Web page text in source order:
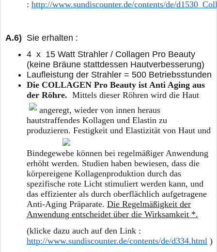
: http://www.sundiscounter.de/contents/de/
A.6) Sie erhalten :
4 x 15 Watt Strahler / Collagen Pro Beauty
(keine Bräune stattdessen Hautverbesserung)
Laufleistung der Strahler = 500 Betriebsstunden
Die COLLAGEN Pro Beauty ist Anti Aging aus
der Röhre. Mittels dieser Röhren wird die Haut
angeregt, wieder von innen heraus
hautstraffendes Kollagen und Elastin zu
produzieren. Festigkeit und Elastizität von Haut und
Bindegewebe können bei regelmäßiger Anwendung
erhöht werden. Studien haben bewiesen, dass die
körpereigene Kollagenproduktion durch das
spezifische rote Licht stimuliert werden kann, und
das effizienter als durch oberflächlich aufgetragene
Anti-Aging Präparate. Die Regelmäßigkeit der
Anwendung entscheidet über die Wirksamkeit *.
(klicke dazu auch auf den Link :
http://www.sundiscounter.de/contents/de/d334.html )